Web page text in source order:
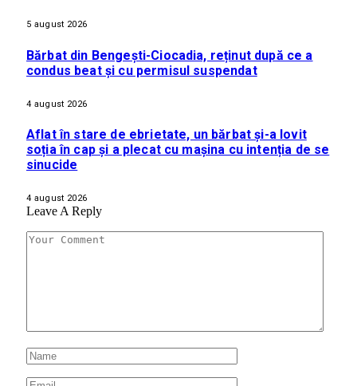
5 august 2026
Bărbat din Bengești-Ciocadia, reținut după ce a
condus beat și cu permisul suspendat
4 august 2026
Aflat în stare de ebrietate, un bărbat și-a lovit
soția în cap și a plecat cu mașina cu intenția de se
sinucide
4 august 2026
Leave A Reply